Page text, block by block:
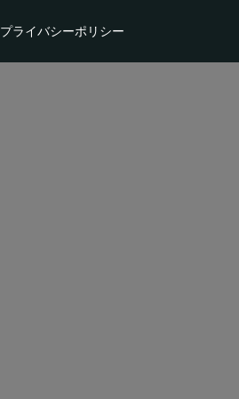
プライバシーポリシー